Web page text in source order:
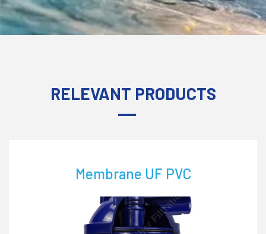
RELEVANT PRODUCTS
Membrane UF PVC